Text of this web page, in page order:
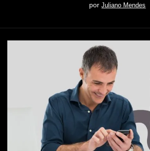
por Juliano Mendes